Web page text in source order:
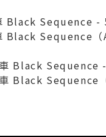
Black Sequence -
Black Sequence
Black Sequence
Black Sequence